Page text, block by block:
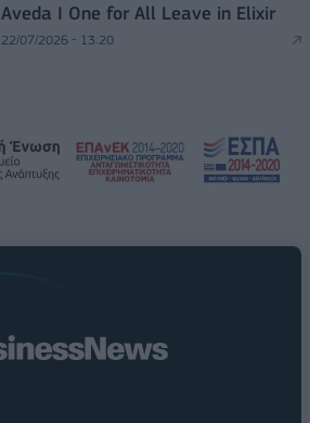
Aveda I One for All Leave in Elixir
22/07/2026 - 13:20